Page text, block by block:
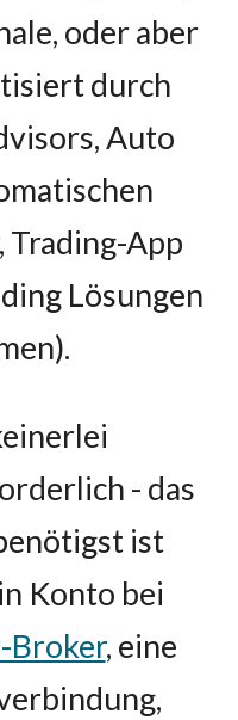
oder aber
durch
Auto
Trading-App
Lösungen
- das
ist
Konto bei
Broker, eine